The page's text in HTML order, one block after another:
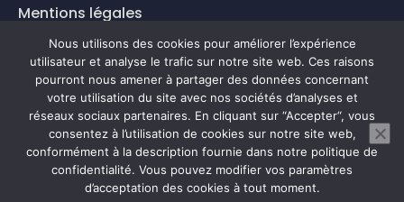
Mentions légales
Questions fréquentes
Mode de paiement
0
Nous utilisons des cookies pour améliorer l’expérience
utilisateur et analyse le trafic sur notre site web. Ces raisons
pourront nous amener à partager des données concernant
votre utilisation du site avec nos sociétés d’analyses et
réseaux sociaux partenaires. En cliquant sur “Accepter“, vous
consentez à l’utilisation de cookies sur notre site web,
conformément à la description fournie dans notre politique de
confidentialité. Vous pouvez modifier vos paramètres
d’acceptation des cookies à tout moment.